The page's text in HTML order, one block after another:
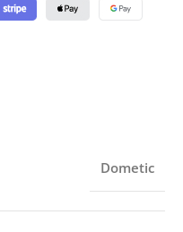
Dometic